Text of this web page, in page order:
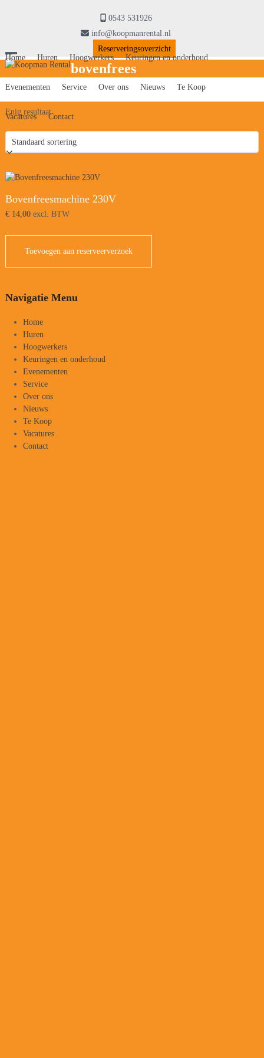
0543 531926
info@koopmanrental.nl
Reserveringsoverzicht
Home
Huren Hoogwerkers Keuringen en onderhoud
Evenementen Service Over ons Nieuws Te Koop
Vacatures Contact
Open
mobile
menu
Close
mobile
menu
bovenfrees
Enig resultaat
Bovenfreesmachine 230V
€14,00excl. BTW
Toevoegen aan reserveerverzoek
Navigatie Menu
Home
Huren
Hoogwerkers
Keuringen en onderhoud
Evenementen
Service
Over ons
Nieuws
Te Koop
Vacatures
Contact